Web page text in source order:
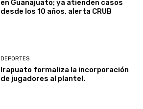
en Guanajuato; ya atienden casos
desde los 10 años, alerta CRUB
DEPORTES
Irapuato formaliza la incorporación
de jugadores al plantel.